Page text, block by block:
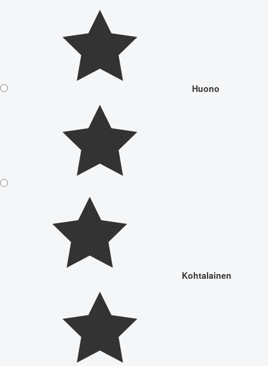
Huono
Kohtalainen